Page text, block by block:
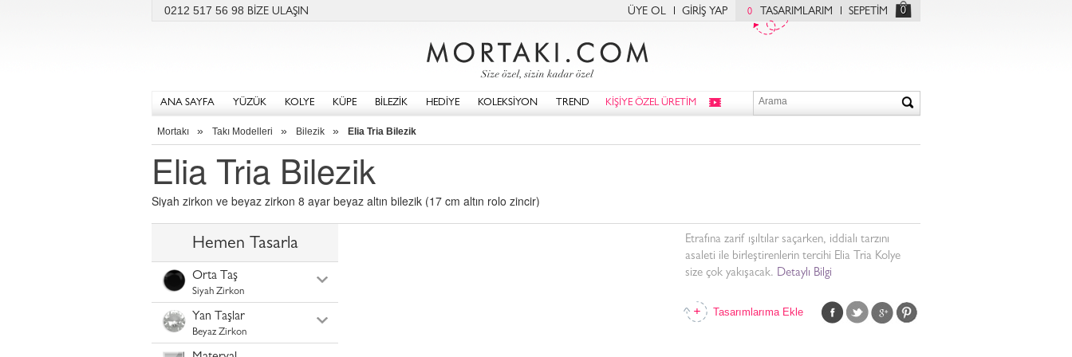
0212 517 56 98 BİZE ULAŞIN ÜYE OL GİRİŞ YAP 0 TASARIMLARIM SEPETİM 0
ANA SAYFA YÜZÜK KOLYE KÜPE BİLEZİK HEDİYE KOLEKSİYON TREND KİŞİYE ÖZEL ÜRETİM
Mortakı » Takı Modelleri » Bilezik » Elia Tria Bilezik
Elia Tria Bilezik
Siyah zirkon ve beyaz zirkon 8 ayar beyaz altın bilezik (17 cm altın rolo zincir)
Hemen Tasarla
Orta Taş
Siyah Zirkon
Yan Taşlar
Beyaz Zirkon
Etrafına zarif ışıltılar saçarken, iddialı tarzını
asaleti ile birleştirenlerin tercihi Elia Tria Kolye
size çok yakışacak. Detaylı Bilgi
Tasarımlarıma Ekle